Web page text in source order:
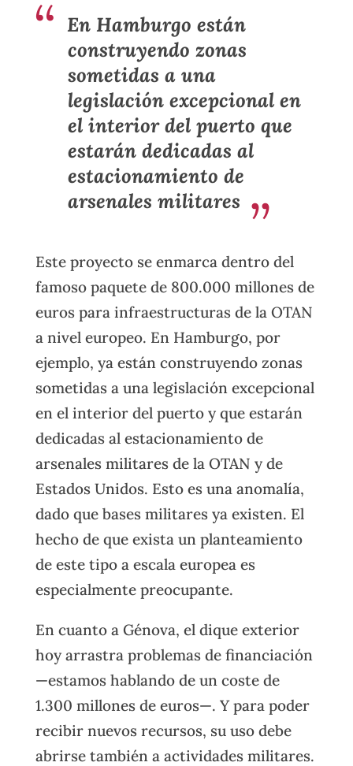
En Hamburgo están
construyendo zonas
sometidas a una
legislación excepcional en
el interior del puerto que
estarán dedicadas al
estacionamiento de
arsenales militares
Este proyecto se enmarca dentro del
famoso paquete de 800.000 millones de
euros para infraestructuras de la OTAN
a nivel europeo. En Hamburgo, por
ejemplo, ya están construyendo zonas
sometidas a una legislación excepcional
en el interior del puerto y que estarán
dedicadas al estacionamiento de
arsenales militares de la OTAN y de
Estados Unidos. Esto es una anomalía,
dado que bases militares ya existen. El
hecho de que exista un planteamiento
de este tipo a escala europea es
especialmente preocupante.
En cuanto a Génova, el dique exterior
hoy arrastra problemas de financiación
—estamos hablando de un coste de
1.300 millones de euros—. Y para poder
recibir nuevos recursos, su uso debe
abrirse también a actividades militares.